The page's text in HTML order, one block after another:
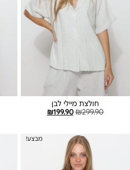
חולצת מיילי לבן
₪299.90
₪199.90
מבצע!